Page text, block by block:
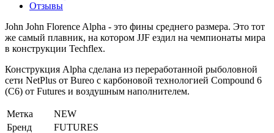
Отзывы
John John Florence Alpha - это фины среднего размера. Это тот
же самый плавник, на котором JJF ездил на чемпионаты мира
в конструкции Techflex.
Конструкция Alpha сделана из переработанной рыболовной
сети NetPlus от Bureo с карбоновой технологией Compound 6
(C6) от Futures и воздушным наполнителем.
Метка
NEW
Бренд
FUTURES